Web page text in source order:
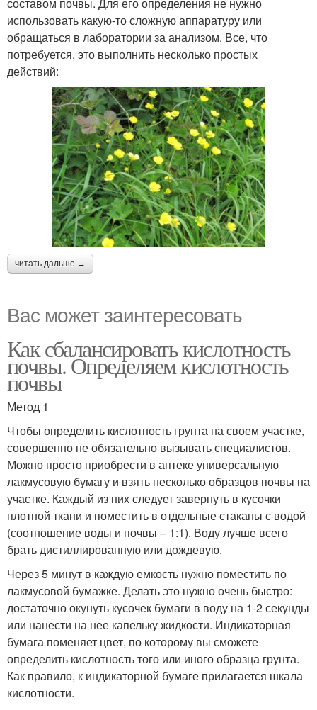
использовать какую-то сложную аппаратуру или
обращаться в лаборатории за анализом. Все, что
потребуется, это выполнить несколько простых
действий:
читать дальше →
Вас может заинтересовать
Как сбалансировать кислотность
почвы. Определяем кислотность
почвы
Метод 1
Чтобы определить кислотность грунта на своем участке,
совершенно не обязательно вызывать специалистов.
Можно просто приобрести в аптеке универсальную
лакмусовую бумагу и взять несколько образцов почвы на
участке. Каждый из них следует завернуть в кусочки
плотной ткани и поместить в отдельные стаканы с водой
(соотношение воды и почвы – 1:1). Воду лучше всего
брать дистиллированную или дождевую.
Через 5 минут в каждую емкость нужно поместить по
лакмусовой бумажке. Делать это нужно очень быстро:
достаточно окунуть кусочек бумаги в воду на 1-2 секунды
или нанести на нее капельку жидкости. Индикаторная
бумага поменяет цвет, по которому вы сможете
определить кислотность того или иного образца грунта.
Как правило, к индикаторной бумаге прилагается шкала
кислотности.